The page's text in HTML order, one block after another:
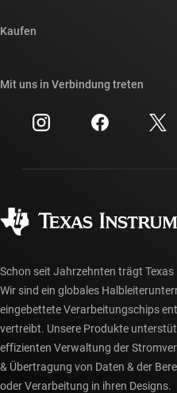
Newsroom
Investorenbeziehungen
Fertigung
Querverweis-Suche
Kundensupportzentrum
myTI-Konto FAQs
Kaufen
Häufig gestellte Fragen zu
Mit uns in Verbindung treten
Schon seit Jahrzehnten trägt
Wir sind ein globales
eingebettete Verarbeitungschips
vertreibt. Unsere Produkte
effizienten Verwaltung der
& Übertragung von Daten & der
oder Verarbeitung in ihren Designs.